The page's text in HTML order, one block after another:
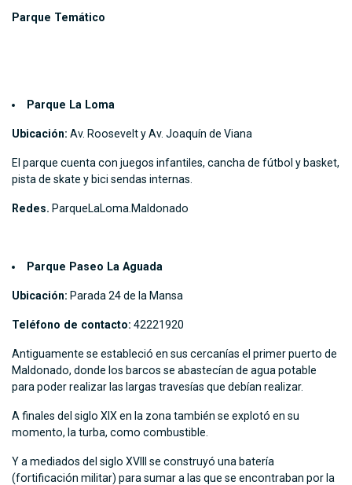
Parque Temático
Parque La Loma
Ubicación: Av. Roosevelt y Av. Joaquín de Viana
El parque cuenta con juegos infantiles, cancha de fútbol y basket,
pista de skate y bici sendas internas.
Redes. ParqueLaLoma.Maldonado
Parque Paseo La Aguada
Ubicación: Parada 24 de la Mansa
Teléfono de contacto: 42221920
Antiguamente se estableció en sus cercanías el primer puerto de
Maldonado, donde los barcos se abastecían de agua potable
para poder realizar las largas travesías que debían realizar.
A finales del siglo XIX en la zona también se explotó en su
momento, la turba, como combustible.
Y a mediados del siglo XVIII se construyó una batería
(fortificación militar) para sumar a las que se encontraban por la